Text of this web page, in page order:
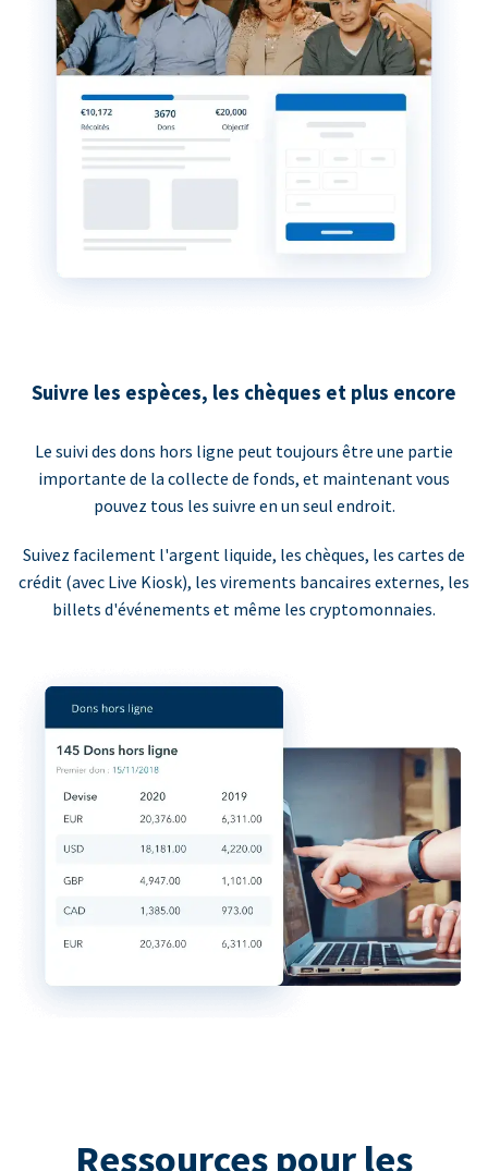
Suivre les espèces, les chèques et plus encore
Le suivi des dons hors ligne peut toujours être une partie
importante de la collecte de fonds, et maintenant vous
pouvez tous les suivre en un seul endroit.
Suivez facilement l'argent liquide, les chèques, les cartes de
crédit (avec Live Kiosk), les virements bancaires externes, les
billets d'événements et même les cryptomonnaies.
Ressources pour les